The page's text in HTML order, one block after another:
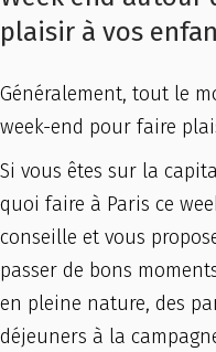
plaisir à vos
Généralement, tout le
week-end pour faire
Si vous êtes sur la
quoi faire à Paris ce
conseille et vous
passer de bons
en pleine nature, des
déjeuners à la